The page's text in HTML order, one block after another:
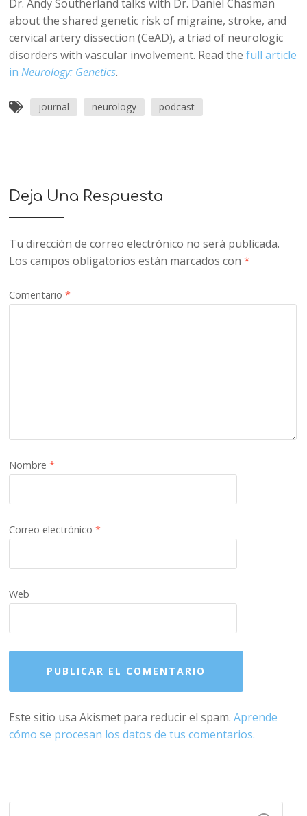
Dr. Andy Southerland talks with Dr. Daniel Chasman
about the shared genetic risk of migraine, stroke, and
cervical artery dissection (CeAD), a triad of neurologic
disorders with vascular involvement. Read thefull article
inNeurology: Genetics.
journal neurology podcast
Deja Una Respuesta
Tu dirección de correo electrónico no será publicada.
Los campos obligatorios están marcados con*
Comentario*
Nombre*
Correo electrónico*
Web
Este sitio usa Akismet para reducir el spam.Aprende
cómo se procesan los datos de tus comentarios.